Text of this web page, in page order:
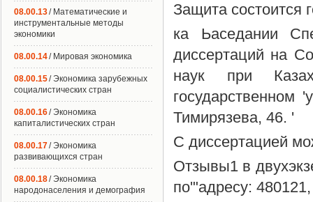
Защита состоится
ка Ьаседании
диссертаций на
наук при
государственном
Тимирязева, 46. '
С диссертацией
Отзывы1 в
по'"адресу:
08.00.13/ Математические и
инструментальные методы
экономики
08.00.14/ Мировая экономика
08.00.15/ Экономика зарубежных
социалистических стран
08.00.16/ Экономика
капиталистических стран
08.00.17/ Экономика
развивающихся стран
08.00.18/ Экономика
народонаселения и демография